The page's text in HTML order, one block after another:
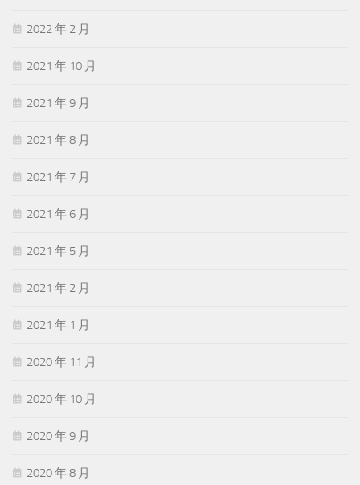
2022 年 2 月
2021 年 10 月
2021 年 9 月
2021 年 8 月
2021 年 7 月
2021 年 6 月
2021 年 5 月
2021 年 2 月
2021 年 1 月
2020 年 11 月
2020 年 10 月
2020 年 9 月
2020 年 8 月